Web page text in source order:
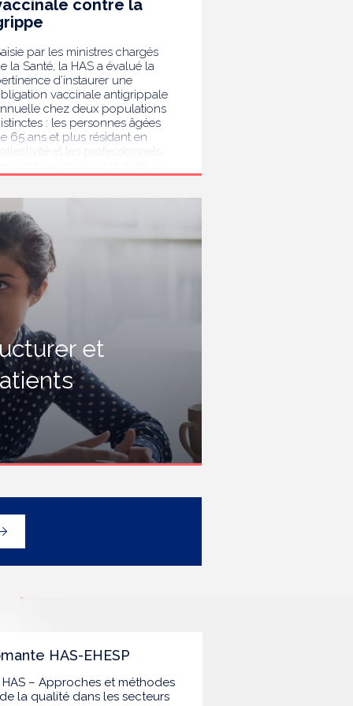
contre la
par les ministres chargés
la Santé, la HAS a évalué la
d’instaurer une
vaccinale antigrippale
chez deux populations
: les personnes âgées
65 ans et plus résidant en
collectivité et les professionnels
Au terme de son analyse,
vaccination antigrippale pour les
de 65 ans et plus
vivant en collectivité doit rester
sans devenir
obligatoire. Afin de protéger les
les plus vulnérables,
recommande en revanche la
mise en place d’une obligation
contre la grippe pour
l'ensemble des professionnels de
ainsi que pour les autres
travaillant dans les
de santé ou dans
établissements médicaux
hébergeant des
âgées, en contact
des personnes à risque de
sévère, avec un
prioritaire en Ehpad
et
HAS-EHESP
– Approches et méthodes
la qualité dans les secteurs